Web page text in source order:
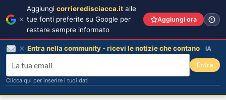
Aggiungi corrieredisciacca.it alle
tue fonti preferite su Google per
restare sempre informato
Aggiungi ora
Entra nella community - ricevi le notizie che contano IA
Entra
Clicca qui per inserire i tuoi dati